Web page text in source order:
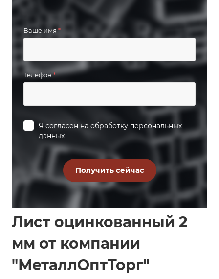
Ваше имя *
Телефон*
Я согласен на обработку персональных
данных
Лист оцинкованный 2
мм от компании
"МеталлОптТорг"